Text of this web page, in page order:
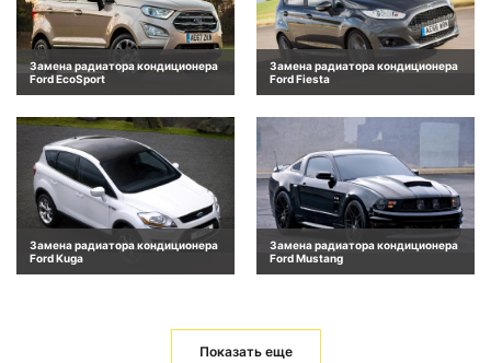
Замена радиатора кондиционера
Ford EcoSport
Замена радиатора кондиционера
Ford Fiesta
Замена радиатора кондиционера
Ford Kuga
Замена радиатора кондиционера
Ford Mustang
Показать еще